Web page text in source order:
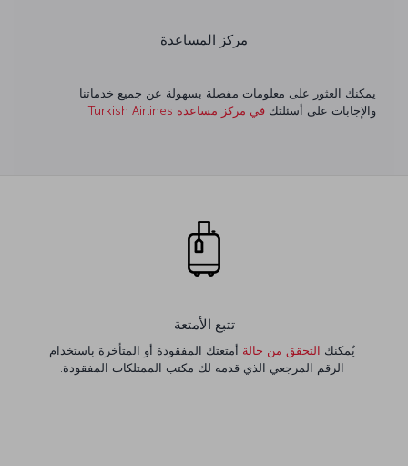
مركز المساعدة
يمكنك العثور على معلومات مفصلة بسهولة عن جميع خدماتنا
والإجابات على أسئلتك في مركز مساعدة Turkish Airlines.
تتبع الأمتعة
يُمكنك التحقق من حالة أمتعتك المفقودة أو المتأخرة باستخدام
الرقم المرجعي الذي قدمه لك مكتب الممتلكات المفقودة.